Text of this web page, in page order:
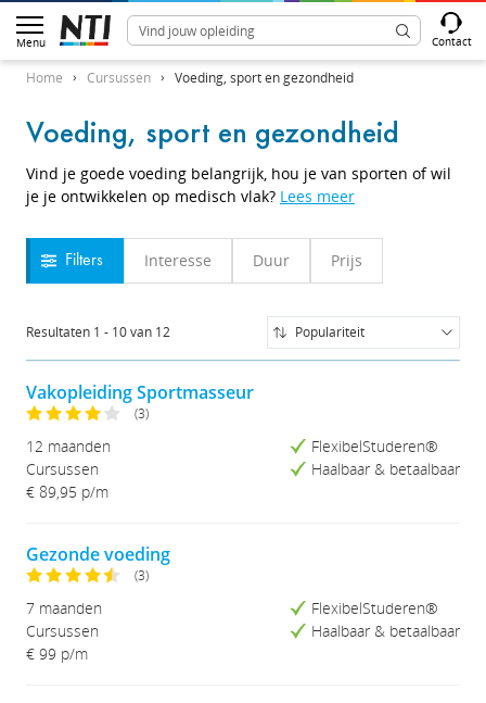
Menu Contact
Home Cursussen Voeding, sport en gezondheid
Voeding, sport en gezondheid
Vind je goede voeding belangrijk, hou je van sporten of wil
je je ontwikkelen op medisch vlak? Lees meer
Filters Interesse Duur Prijs
Resultaten 1 - 10van 12
Populariteit
Populariteit
Prijs (Hoog-Laag)
Studieduur (Kort-Lang)
Vakopleiding Sportmasseur
(3)
12 maanden
Cursussen
€ 89,95 p/m
FlexibelStuderen®
Haalbaar & betaalbaar
Gezonde voeding
(3)
7 maanden
Cursussen
€ 99 p/m
FlexibelStuderen®
Haalbaar & betaalbaar